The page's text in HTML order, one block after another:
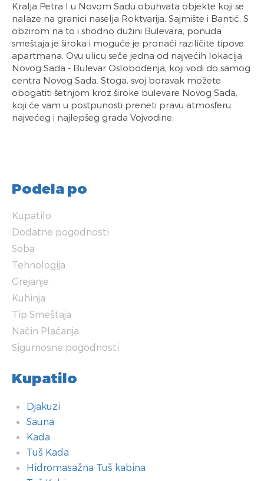
Kralja Petra I u Novom Sadu obuhvata objekte koji se
nalaze na granici naselja Roktvarija, Sajmište i Bantić. S
obzirom na to i shodno dužini Bulevara, ponuda
smeštaja je široka i moguće je pronaći raziličite tipove
apartmana. Ovu ulicu seče jedna od najvećih lokacija
Novog Sada - Bulevar Oslobođenja, koji vodi do samog
centra Novog Sada. Stoga, svoj boravak možete
obogatiti šetnjom kroz široke bulevare Novog Sada,
koji će vam u postpunosti preneti pravu atmosferu
najvećeg i najlepšeg grada Vojvodine.
Podela po
Kupatilo
Dodatne pogodnosti
Soba
Tehnologija
Grejanje
Kuhinja
Tip Smeštaja
Način Plaćanja
Sigurnosne pogodnosti
Kupatilo
Djakuzi
Sauna
Kada
Tuš Kada
Hidromasažna Tuš kabina